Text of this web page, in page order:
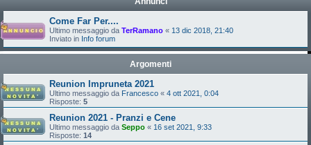
Come Far Per....
Ultimo messaggio da TerRamano « 13 dic 2018, 21:40
Inviato in Info forum
Argomenti
Reunion Impruneta 2021
Ultimo messaggio da Francesco « 4 ott 2021, 0:04
Risposte: 5
Reunion 2021 - Pranzi e Cene
Ultimo messaggio da Seppo « 16 set 2021, 9:33
Risposte: 14